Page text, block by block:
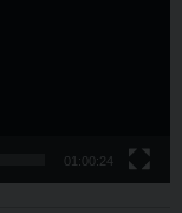
01:00:24